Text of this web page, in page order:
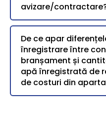
avizare/
De ce apar
înregistrare între
branșament și
apă înregistrată de
de costuri din